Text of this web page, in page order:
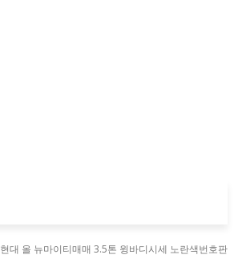
현대 올 뉴마이티매매 3.5톤 윙바디시세 노란색번호판